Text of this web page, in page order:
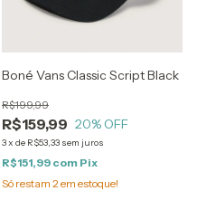
Boné Vans Classic Script Black
R$159,99
R$199,99
20% OFF
3x de R$53,33 sem juros
R$151,99 com Pix
Só restam 2em estoque!